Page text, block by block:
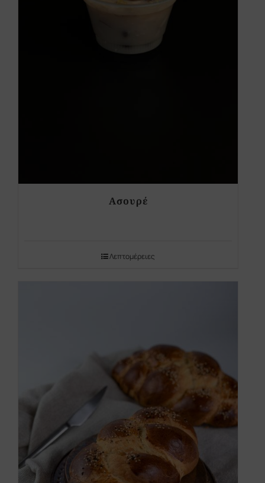
Ασουρέ
Λεπτομέρειες